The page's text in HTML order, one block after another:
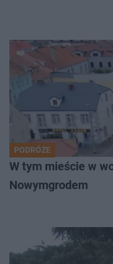
PODRÓŻE
W tym mieście w
Nowymgrodem